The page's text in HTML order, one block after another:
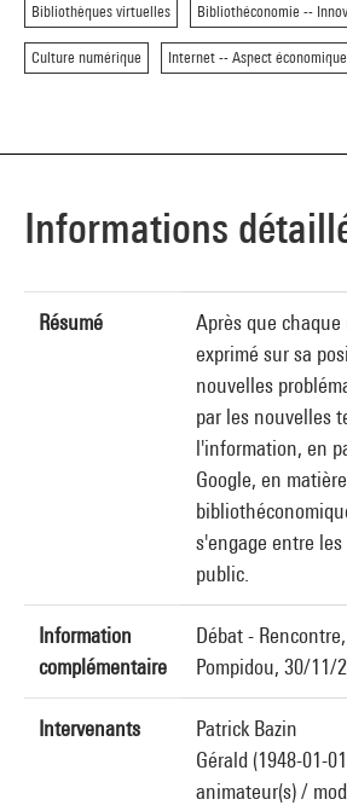
Bibliothèques virtuelles Bibliothéconomie --
Culture numérique Internet -- Aspect économique
Informations
Résumé
Après que
exprimé sur sa
nouvelles
par les nouvelles
l'information, en
Google, en
s'engage entre
public.
Information
complémentaire
Débat -
Pompidou, 30/11/
Intervenants
Patrick Bazin
Gérald (1948-01-
animateur(s) /